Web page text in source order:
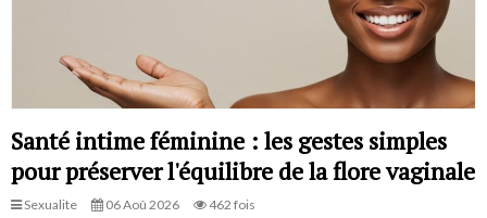
Santé intime féminine : les gestes simples
pour préserver l'équilibre de la flore vaginale
Sexualite 06 Aoû 2026 462 fois